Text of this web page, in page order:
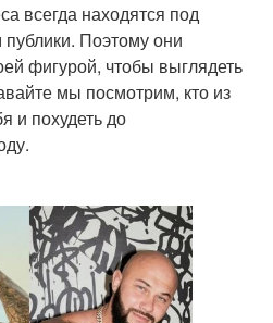
всегда находятся под
Поэтому они
фигурой, чтобы выглядеть
мы посмотрим, кто из
и похудеть до